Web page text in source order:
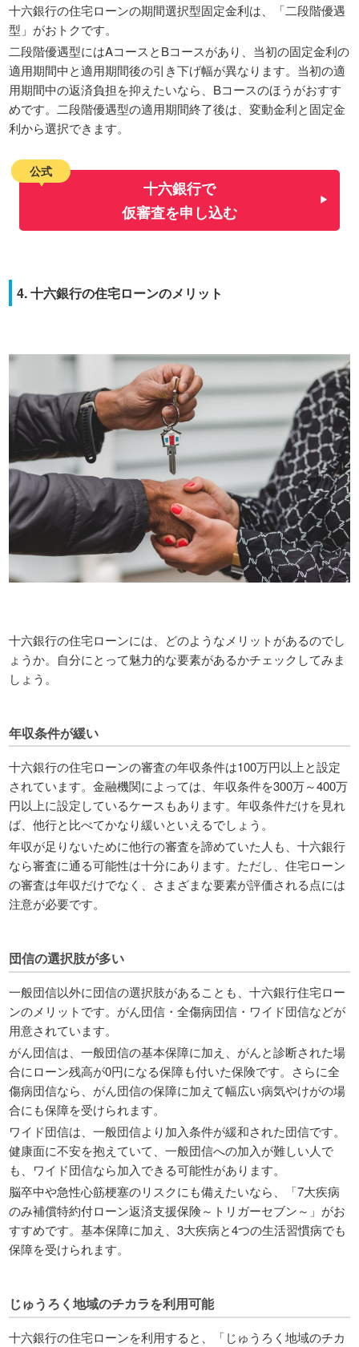
十六銀行の住宅ローンの期間選択型固定金利は、「二段階優遇
型」がおトクです。
二段階優遇型にはAコースとBコースがあり、当初の固定金利の
適用期間中と適用期間後の引き下げ幅が異なります。当初の適
用期間中の返済負担を抑えたいなら、Bコースのほうがおすす
めです。二段階優遇型の適用期間終了後は、変動金利と固定金
利から選択できます。
公式
十六銀行で
仮審査を申し込む
4. 十六銀行の住宅ローンのメリット
十六銀行の住宅ローンには、どのようなメリットがあるのでし
ょうか。自分にとって魅力的な要素があるかチェックしてみま
しょう。
年収条件が緩い
十六銀行の住宅ローンの審査の年収条件は100万円以上と設定
されています。金融機関によっては、年収条件を300万～400万
円以上に設定しているケースもあります。年収条件だけを見れ
ば、他行と比べてかなり緩いといえるでしょう。
年収が足りないために他行の審査を諦めていた人も、十六銀行
なら審査に通る可能性は十分にあります。ただし、住宅ローン
の審査は年収だけでなく、さまざまな要素が評価される点には
注意が必要です。
団信の選択肢が多い
一般団信以外に団信の選択肢があることも、十六銀行住宅ロー
ンのメリットです。がん団信・全傷病団信・ワイド団信などが
用意されています。
がん団信は、一般団信の基本保障に加え、がんと診断された場
合にローン残高が0円になる保障も付いた保険です。さらに全
傷病団信なら、がん団信の保障に加えて幅広い病気やけがの場
合にも保障を受けられます。
ワイド団信は、一般団信より加入条件が緩和された団信です。
健康面に不安を抱えていて、一般団信への加入が難しい人で
も、ワイド団信なら加入できる可能性があります。
脳卒中や急性心筋梗塞のリスクにも備えたいなら、「7大疾病
のみ補償特約付ローン返済支援保険～トリガーセブン～」がお
すすめです。基本保障に加え、3大疾病と4つの生活習慣病でも
保障を受けられます。
じゅうろく地域のチカラを利用可能
十六銀行の住宅ローンを利用すると、「じゅうろく地域のチカ